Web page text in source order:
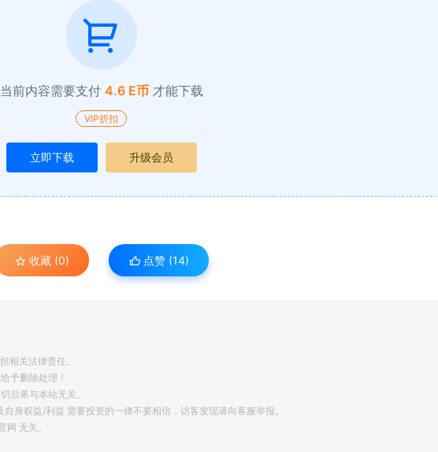
当前内容需要支付 4.6 E币 才能下载
VIP折扣
立即下载 升级会员
收藏 (0) 点赞 (14)
相关法律责任。
予删除处理！
后果与本站无关。
身权益/利益 需要投资的一律不要相信，访客发现请向客服举报。
无关。